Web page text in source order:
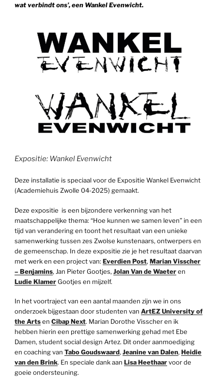
wat verbindt ons’, een Wankel Evenwicht.
Expositie: Wankel Evenwicht
Deze installatie is speciaal voor de Expositie Wankel Evenwicht
(Academiehuis Zwolle 04-2025) gemaakt.
Deze expositie is een bijzondere verkenning van het
maatschappelijke thema: “Hoe kunnen we samen leven” in een
tijd van verandering en toont het resultaat van een unieke
samenwerking tussen zes Zwolse kunstenaars, ontwerpers en
de gemeenschap. In deze expositie zie je het resultaat daarvan
met werk en een project van: Everdien Post, Marian Visscher
– Benjamins, Jan Pieter Gootjes, Jolan Van de Waeteren
Ludie KlamerGootjes en mijzelf.
In het voortraject van een aantal maanden zijn we in ons
onderzoek bijgestaan door studenten van ArtEZ University of
the Artsen Cibap Next. Marian Dorothe Visscher en ik
hebben hierin een prettige samenwerking gehad met Ebe
Damen, student social design Artez. Dit onder aanmoediging
en coaching van Tabo Goudswaard, Jeanine van Dalen, Heidie
van den Brink. En speciale dank aan Lisa Heethaarvoor de
goeie ondersteuning.